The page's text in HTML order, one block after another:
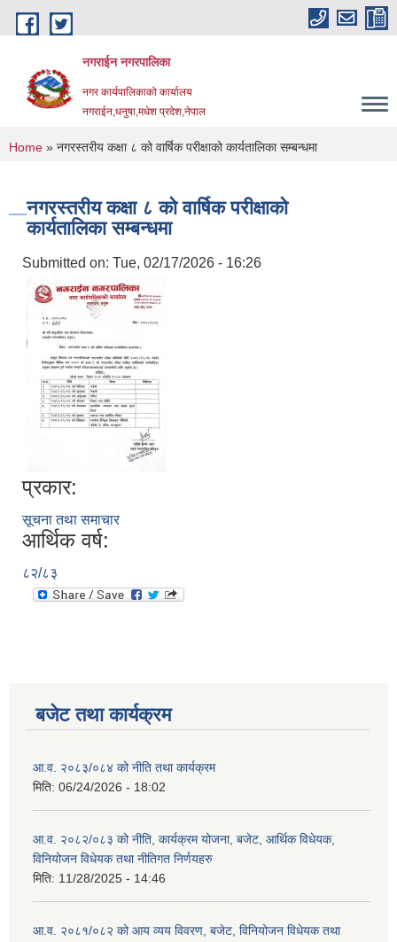
Skip to main content
नगराईन नगरपालिका
नगर कार्यपालिकाको कार्यालय
नगराईन,धनुषा,मधेश प्रदेश,नेपाल
You are here
Home » नगरस्तरीय कक्षा ८ को वार्षिक परीक्षाको कार्यतालिका सम्बन्धमा
नगरस्तरीय कक्षा ८ को वार्षिक परीक्षाको
कार्यतालिका सम्बन्धमा
Submitted on: Tue, 02/17/2026 - 16:26
प्रकार:
सूचना तथा समाचार
आर्थिक वर्ष:
८२/८३
बजेट तथा कार्यक्रम
आ.व. २०८३/०८४ को नीति तथा कार्यक्रम
मिति: 06/24/2026 - 18:02
आ.व. २०८२/०८३ को नीति, कार्यक्रम योजना, बजेट, आर्थिक विधेयक,
विनियोजन विधेयक तथा नीतिगत निर्णयहरु
मिति: 11/28/2025 - 14:46
आ.व. २०८१/०८२ को आय व्यय विवरण, बजेट, विनियोजन विधेयक तथा